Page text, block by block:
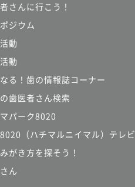
さんに行こう！
ジウム
動
動
る！歯の情報誌コーナー
歯医者さん検索
パーク8020
（ハチマルニイマル）テレビ
がき方を探そう！
ん